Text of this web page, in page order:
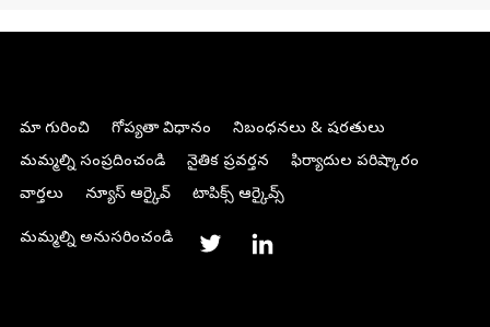
మా గురించి గోప్యతా విధానం
నిబంధనలు & షరతులు
మమ్మల్ని సంప్రదించండి
నైతిక ప్రవర్తన
ఫిర్యాదుల పరిష్కారం
వార్తలు
న్యూస్ ఆర్కైవ్ టాపిక్స్ ఆర్కైవ్స్
మమ్మల్ని అనుసరించండి